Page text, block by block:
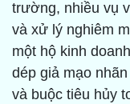
trường, nhiều vụ
và xử lý nghiêm
một hộ kinh
dép giả mạo
và buộc tiêu hủy